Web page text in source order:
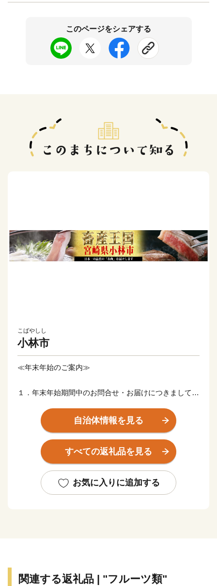
このページをシェアする
こばやしし
小林市
≪年末年始のご案内≫
１．年末年始期間中のお問合せ・お届けにつきまして
令和7年12月27日（土） ～ 令和8年1月4日（日）
※令和7年12月26日（金）以降のメール受信分は、令和
8年1月5日（月）より、順次対応させていただきます。
※返信まで数日いただく場合もございますので、予めご
※お急ぎの方は、12月26日（金）までにお電話にてご
連絡ください。
令和7年12月25日（木）迄のご寄附分は、令和7年12
自治体情報を見る
すべての返礼品を見る
お気に入りに追加する
関連する返礼品 | "フルーツ類"